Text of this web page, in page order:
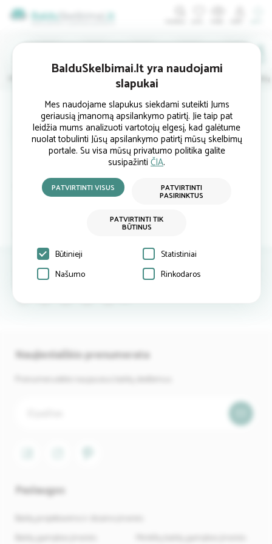
Virtuvės Valgomojo Miegamojo Vaikų
Oksana St
Vilnius oksana.bur...
Atsiliepimai
Naujienlaiškio prenumerata
Paslaugos
BalduSkelbimai.lt yra naudojami
slapukai
Mes naudojame slapukus siekdami suteikti Jums
geriausią įmanomą apsilankymo patirtį. Jie taip pat
leidžia mums analizuoti vartotojų elgesį, kad galėtume
nuolat tobulinti Jūsų apsilankymo patirtį mūsų skelbimų
portale. Su visa mūsų privatumo politika galite
susipažinti ČIA.
PATVIRTINTI VISUS PATVIRTINTI
PASIRINKTUS
PATVIRTINTI TIK
BŪTINUS
Būtinieji
Statistiniai
Našumo
Rinkodaros